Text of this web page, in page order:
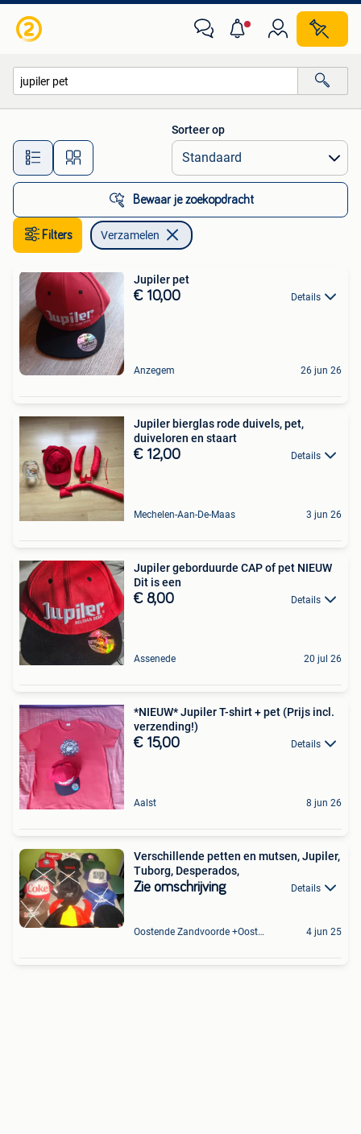
Alle afstanden…
Sorteer op
Bewaar je zoekopdracht
Filters Verzamelen
Jupiler pet
€ 10,00 Details
Anzegem 26 jun 26
Jupiler bierglas rode duivels, pet,
duiveloren en staart
€ 12,00 Details
Mechelen-Aan-De-Maas 3 jun 26
Jupiler geborduurde CAP of pet NIEUW
Dit is een
€ 8,00 Details
Assenede 20 jul 26
*NIEUW* Jupiler T-shirt + pet (Prijs incl.
verzending!)
€ 15,00 Details
Aalst 8 jun 26
Verschillende petten en mutsen, Jupiler,
Tuborg, Desperados,
Zie omschrijving Details
Oostende Zandvoorde +Oostende 4 jun 25